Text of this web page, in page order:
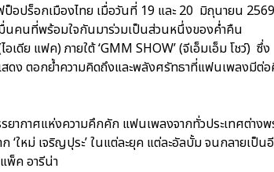
ป็อปร็อกเมืองไทย เมื่อวันที่ 19 และ 20 มิถุนายน
คนที่พร้อมใจกันมาร่วมเป็นส่วนหนึ่งของค่ำคืน
เดีย แฟค) ภายใต้ ‘GMM SHOW’ (จีเอ็มเอ็ม โชว์) ซึ่ง
ดง ตอกย้ำความคิดถึงและพลังศรัทธาที่แฟนเพลงมีต่
ากาศแห่งความคึกคัก แฟนเพลงจากทั่วประเทศต่างพ
‘ใหม่ เจริญปุระ’ ในแต่ละยุค แต่ละอัลบั้ม จนกลายเป็น
พ็ค อารีน่า